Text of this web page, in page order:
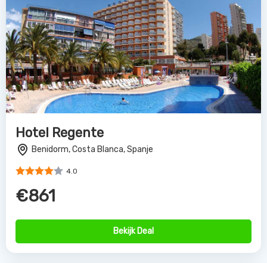
Hotel Regente
Benidorm, Costa Blanca, Spanje
4.0
€861
Bekijk Deal